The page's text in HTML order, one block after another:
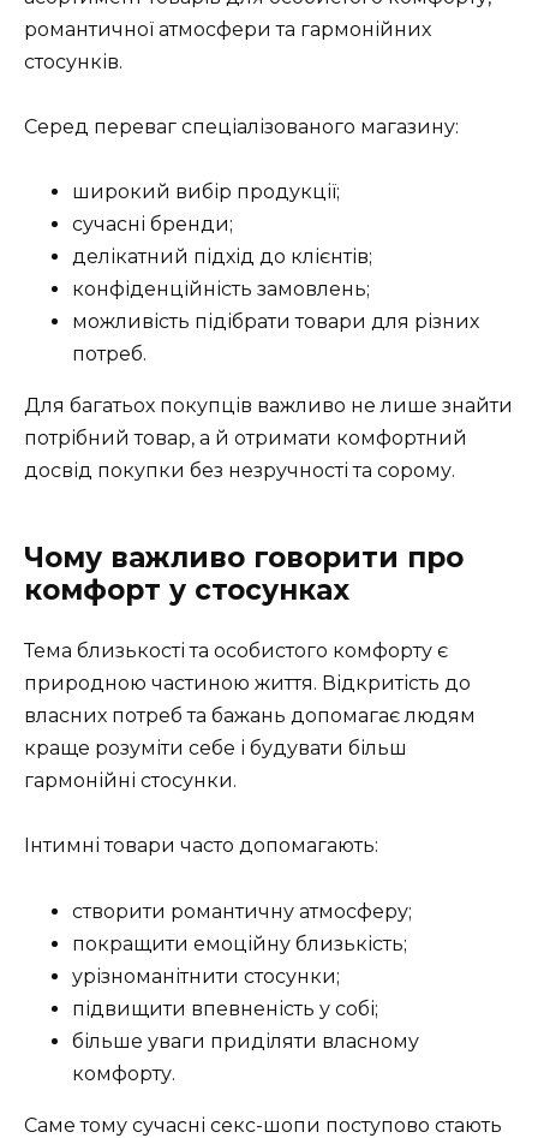
романтичної атмосфери та гармонійних
стосунків.
Серед переваг спеціалізованого магазину:
широкий вибір продукції;
сучасні бренди;
делікатний підхід до клієнтів;
конфіденційність замовлень;
можливість підібрати товари для різних
потреб.
Для багатьох покупців важливо не лише знайти
потрібний товар, а й отримати комфортний
досвід покупки без незручності та сорому.
Чому важливо говорити про
комфорт у стосунках
Тема близькості та особистого комфорту є
природною частиною життя. Відкритість до
власних потреб та бажань допомагає людям
краще розуміти себе і будувати більш
гармонійні стосунки.
Інтимні товари часто допомагають:
створити романтичну атмосферу;
покращити емоційну близькість;
урізноманітнити стосунки;
підвищити впевненість у собі;
більше уваги приділяти власному
комфорту.
Саме тому сучасні секс-шопи поступово стають